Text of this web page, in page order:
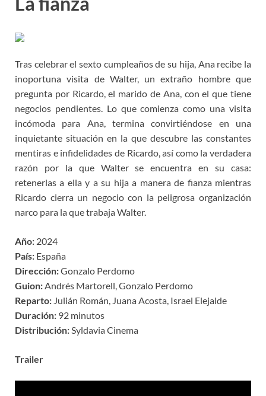
Tras celebrar el sexto cumpleaños de su hija, Ana recibe la
inoportuna visita de Walter, un extraño hombre que
pregunta por Ricardo, el marido de Ana, con el que tiene
negocios pendientes. Lo que comienza como una visita
incómoda para Ana, termina convirtiéndose en una
inquietante situación en la que descubre las constantes
mentiras e infidelidades de Ricardo, así como la verdadera
razón por la que Walter se encuentra en su casa:
retenerlas a ella y a su hija a manera de fianza mientras
Ricardo cierra un negocio con la peligrosa organización
narco para la que trabaja Walter.
Año: 2024
País: España
Dirección:Gonzalo Perdomo
Guion: Andrés Martorell, Gonzalo Perdomo
Reparto: Julián Román, Juana Acosta, Israel Elejalde
Duración: 92 minutos
Distribución: Syldavia Cinema
Trailer